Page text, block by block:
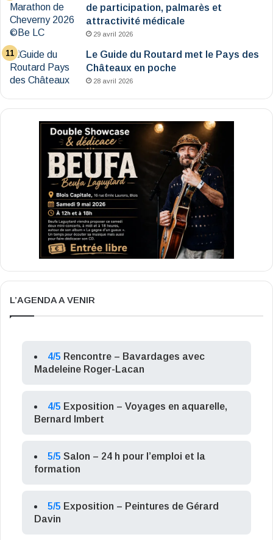
de participation, palmarès et
attractivité médicale
29 avril 2026
Le Guide du Routard met le Pays des
Châteaux en poche
28 avril 2026
L’AGENDA A VENIR
4/5 Rencontre – Bavardages avec
Madeleine Roger-Lacan
4/5 Exposition – Voyages en aquarelle,
Bernard Imbert
5/5 Salon – 24 h pour l’emploi et la
formation
5/5 Exposition – Peintures de Gérard
Davin